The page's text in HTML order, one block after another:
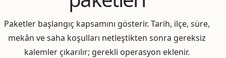
Paketler başlangıç kapsamını gösterir. Tarih, ilçe, süre,
mekân ve saha koşulları netleştikten sonra gereksiz
kalemler çıkarılır; gerekli operasyon eklenir.